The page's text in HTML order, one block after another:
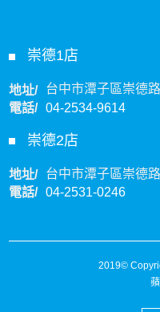
崇德1店
地址/
台中市潭子區崇德
電話/ 04-2534-9614
崇德2店
地址/
台中市潭子區崇德
電話/ 04-2531-0246
2019©